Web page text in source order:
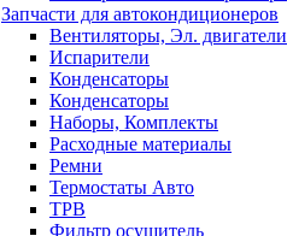
Запчасти для автокондиционеров
Вентиляторы, Эл. двигатели
Испарители
Конденсаторы
Конденсаторы
Наборы, Комплекты
Расходные материалы
Ремни
Термостаты Авто
ТРВ
Фильтр осушитель